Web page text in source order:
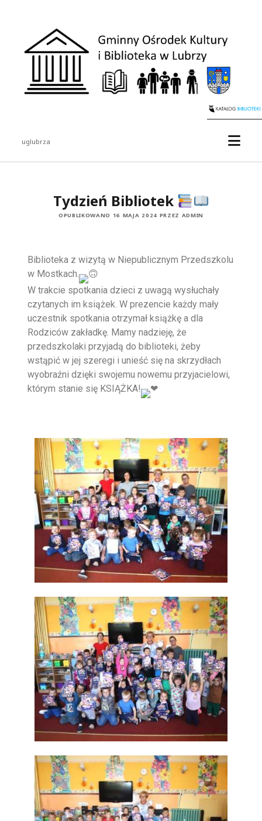
uglubrza
Tydzień Bibliotek
OPUBLIKOWANO 16 MAJA 2024 PRZEZ ADMIN
Biblioteka z wizytą w Niepublicznym Przedszkolu
w Mostkach.
W trakcie spotkania dzieci z uwagą wysłuchały
czytanych im książek. W prezencie każdy mały
uczestnik spotkania otrzymał książkę a dla
Rodziców zakładkę. Mamy nadzieję, że
przedszkolaki przyjadą do biblioteki, żeby
wstąpić w jej szeregi i unieść się na skrzydłach
wyobraźni dzięki swojemu nowemu przyjacielowi,
którym stanie się KSIĄŻKA!